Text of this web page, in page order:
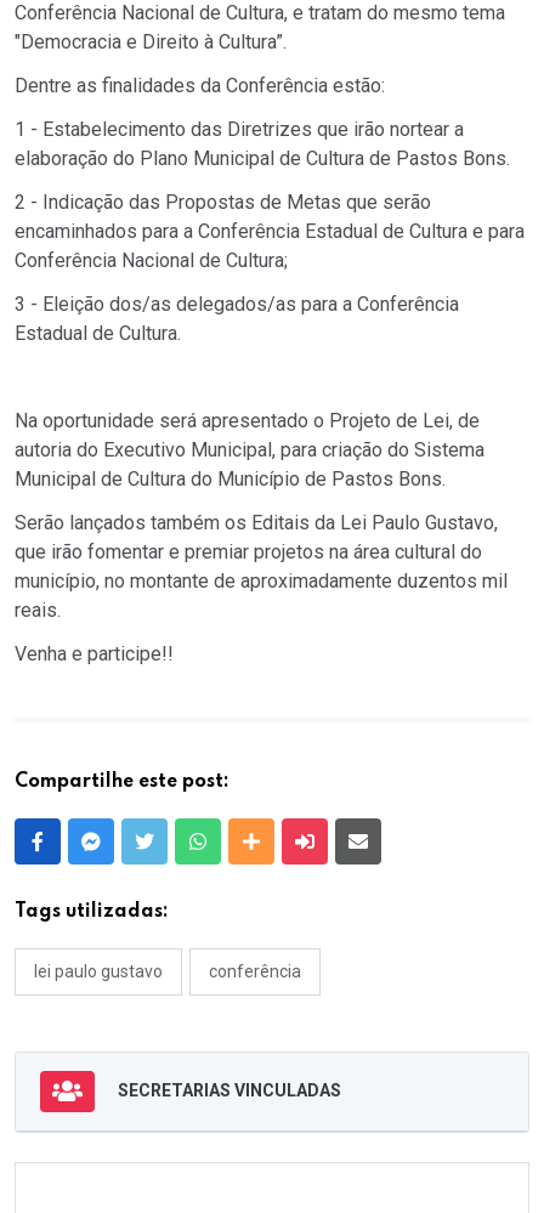
Conferência Nacional de Cultura, e tratam do mesmo tema
"Democracia e Direito à Cultura”.
Dentre as finalidades da Conferência estão:
1 - Estabelecimento das Diretrizes que irão nortear a
elaboração do Plano Municipal de Cultura de Pastos Bons.
2 - Indicação das Propostas de Metas que serão
encaminhados para a Conferência Estadual de Cultura e para
Conferência Nacional de Cultura;
3 - Eleição dos/as delegados/as para a Conferência
Estadual de Cultura.
Na oportunidade será apresentado o Projeto de Lei, de
autoria do Executivo Municipal, para criação do Sistema
Municipal de Cultura do Município de Pastos Bons.
Serão lançados também os Editais da Lei Paulo Gustavo,
que irão fomentar e premiar projetos na área cultural do
município, no montante de aproximadamente duzentos mil
reais.
Venha e participe!!
Compartilhe este post:
FacebookMessenger
Twitter WhatsappOutras MídiasEnviar para um amigo
Tags utilizadas:
lei paulo gustavo conferência
SECRETARIAS VINCULADAS